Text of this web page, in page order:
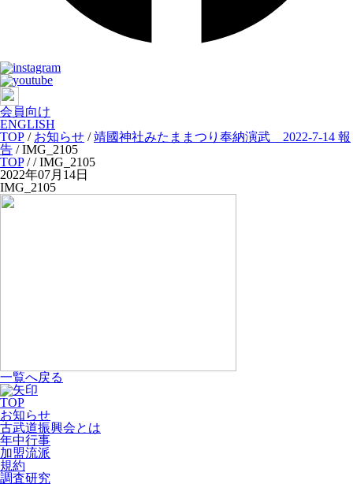
会員向け
ENGLISH
TOP / お知らせ /靖國神社みたままつり奉納演武 2022-7-14 報
告 /IMG_2105
TOP// IMG_2105
2022年07月14日
IMG_2105
一覧へ戻る
TOP
お知らせ
古武道振興会とは
年中行事
加盟流派
規約
調査研究